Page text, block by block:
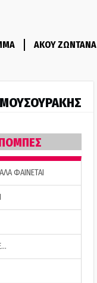
ΑΚΟΥ ΖΩΝΤΑΝΑ
ΦΑΙΝΕΤΑΙ